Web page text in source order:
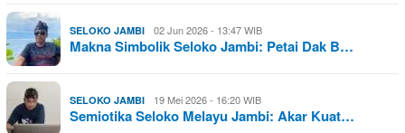
SELOKO JAMBI 02 Jun 2026 - 13:47 WIB
Makna Simbolik Seloko Jambi: Petai Dak B…
SELOKO JAMBI 19 Mei 2026 - 16:20 WIB
Semiotika Seloko Melayu Jambi: Akar Kuat…